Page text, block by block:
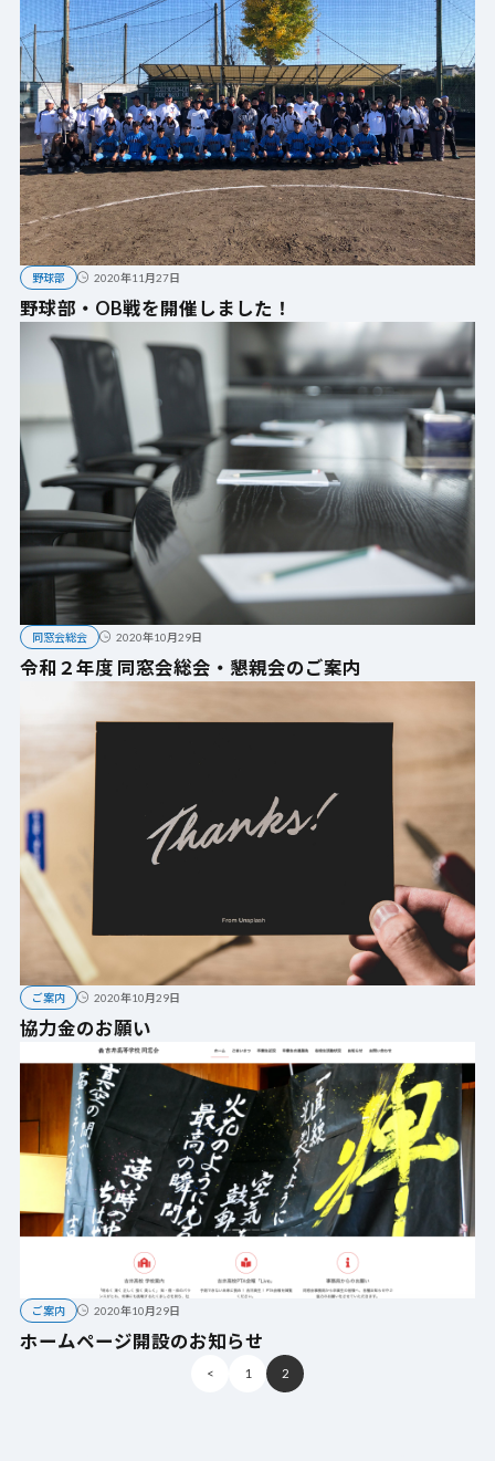
野球部 2020年11月27日
野球部・OB戦を開催しました！
同窓会総会 2020年10月29日
令和２年度 同窓会総会・懇親会のご案内
ご案内 2020年10月29日
協力金のお願い
ご案内 2020年10月29日
ホームページ開設のお知らせ
< 1 2